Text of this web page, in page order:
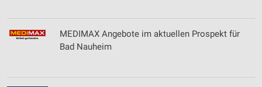
MEDIMAX Angebote im aktuellen Prospekt für
Bad Nauheim